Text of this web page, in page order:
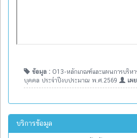
ข้อมูล : O13-หลักเกณฑ์และแผนการบริห
บุคคล ประจำปีงบประมาณ พ.ศ.2569
เผ
บริการข้อมูล